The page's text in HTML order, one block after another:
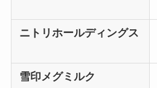
ニトリホールディングス
雪印メグミルク